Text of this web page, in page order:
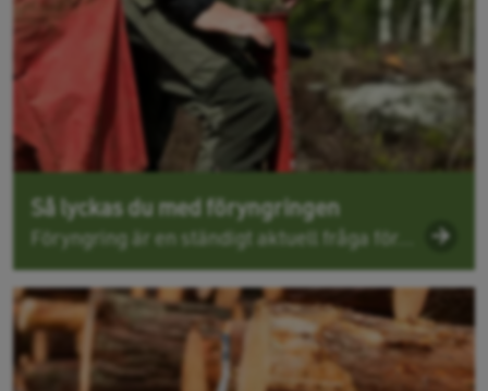
Så lyckas du med föryngringen
Föryngring är en ständigt aktuell fråga för...